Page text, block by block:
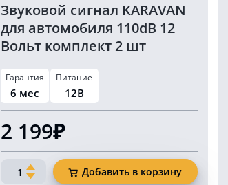
Звуковой сигнал KARAVAN
для автомобиля 110dB 12
Вольт комплект 2 шт
черный цвет
Гарантия
6 мес
Питание
12В
2 199₽
Количество
Добавить в корзину